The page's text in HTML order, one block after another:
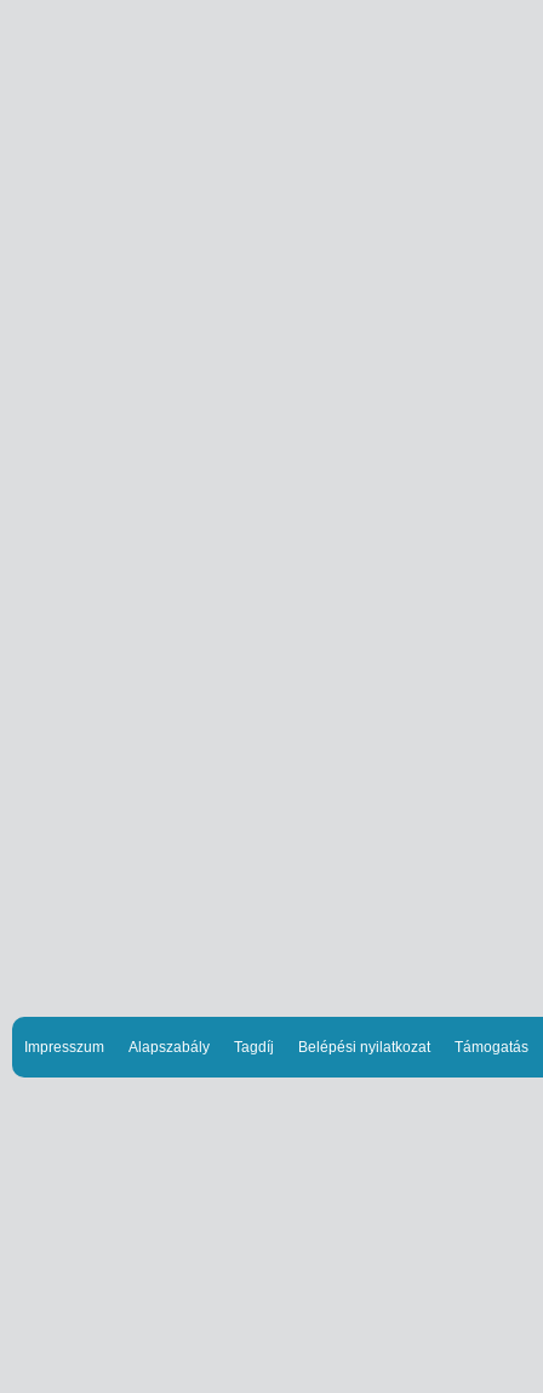
Impresszum Alapszabály Tagdíj Belépési nyilatkozat Támogatás